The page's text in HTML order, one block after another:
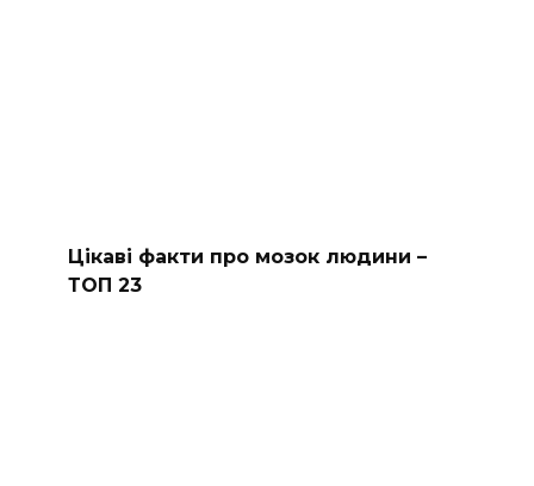
Цікаві факти про мозок людини –
ТОП 23